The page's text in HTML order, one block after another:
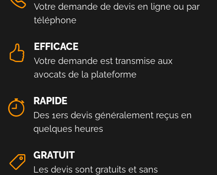
Votre demande de devis en ligne ou par
téléphone
EFFICACE
Votre demande est transmise aux
avocats de la plateforme
RAPIDE
Des 1ers devis généralement reçus en
quelques heures
GRATUIT
Les devis sont gratuits et sans